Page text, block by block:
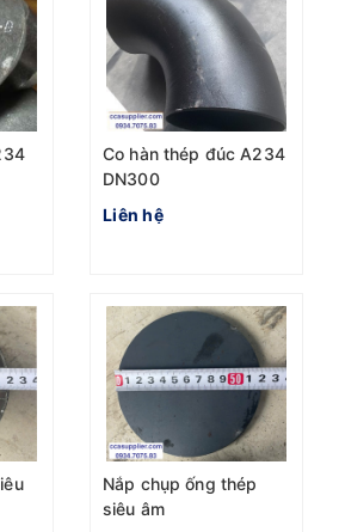
Co hàn thép đúc A234
DN300
Liên hệ
Nắp chụp ống thép
siêu âm